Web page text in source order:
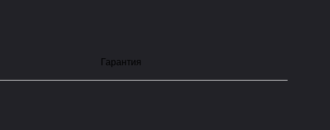
Гарантия